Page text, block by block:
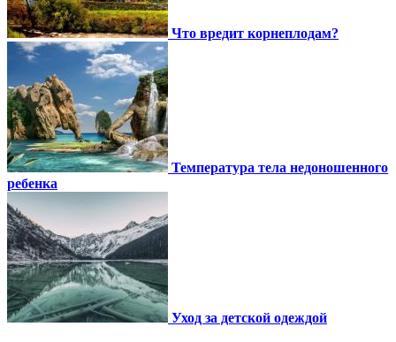
Что вредит корнеплодам?
Температура тела недоношенного
ребенка
Уход за детской одеждой